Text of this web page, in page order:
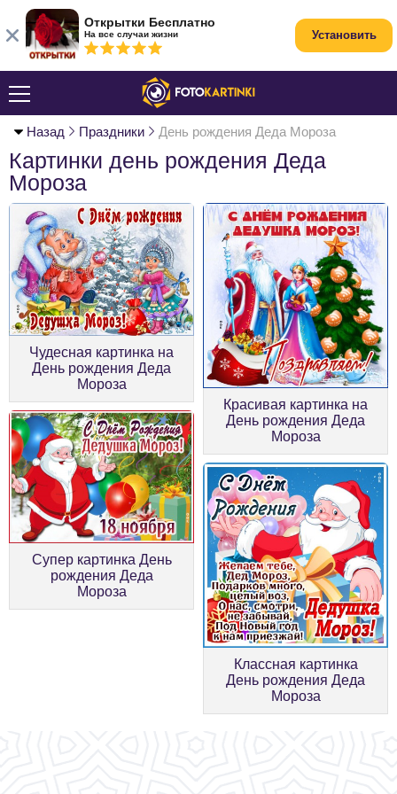
Назад Праздники День рождения Деда Мороза
Картинки день рождения Деда
Мороза
Чудесная картинка на
День рождения Деда
Мороза
Красивая картинка на
День рождения Деда
Мороза
Супер картинка День
рождения Деда
Мороза
Классная картинка
День рождения Деда
Мороза
Открытки Бесплатно
На все случаи жизни Установить